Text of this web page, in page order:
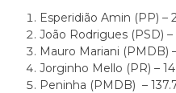
Esperidião Amin (PP) –
João Rodrigues (PSD)
Mauro Mariani (PMDB)
Jorginho Mello (PR) –
Peninha (PMDB) –